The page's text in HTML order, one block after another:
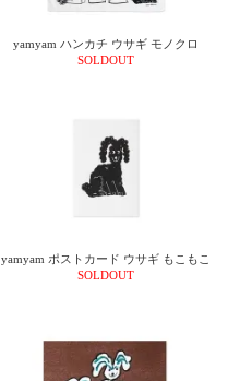
yamyam ハンカチ ウサギ モノクロ
SOLDOUT
yamyam ポストカード ウサギ もこもこ
SOLDOUT